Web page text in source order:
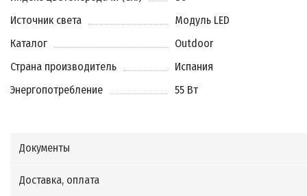
Источник света
Модуль LED
Каталог
Outdoor
Страна производитель
Испания
Энергопотребление
55 Вт
Документы
Доставка, оплата